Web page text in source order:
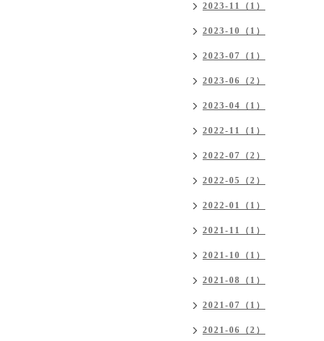
2023-11（1）
2023-10（1）
2023-07（1）
2023-06（2）
2023-04（1）
2022-11（1）
2022-07（2）
2022-05（2）
2022-01（1）
2021-11（1）
2021-10（1）
2021-08（1）
2021-07（1）
2021-06（2）